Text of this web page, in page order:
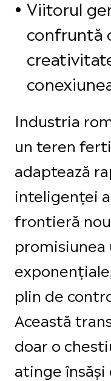
Viitorul
confruntă
Industria
un teren
adaptează
inteligenței
frontieră
plin de
Această
doar o
atinge însăși